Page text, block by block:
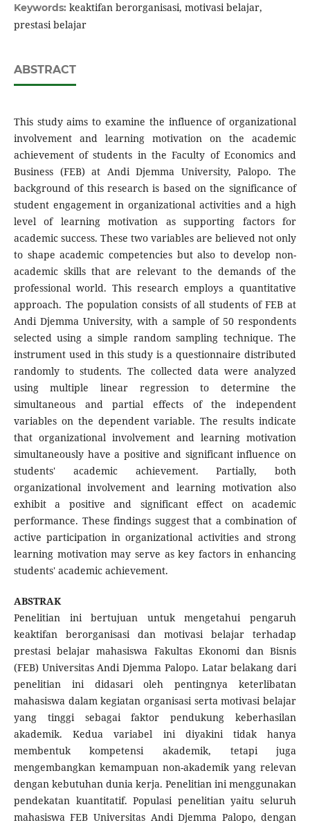
Keywords: keaktifan berorganisasi, motivasi belajar,
prestasi belajar
ABSTRACT
This study aims to examine the influence of organizational
involvement and learning motivation on the academic
achievement of students in the Faculty of Economics and
Business (FEB) at Andi Djemma University, Palopo. The
background of this research is based on the significance of
student engagement in organizational activities and a high
level of learning motivation as supporting factors for
academic success. These two variables are believed not only
to shape academic competencies but also to develop non-
academic skills that are relevant to the demands of the
professional world. This research employs a quantitative
approach. The population consists of all students of FEB at
Andi Djemma University, with a sample of 50 respondents
selected using a simple random sampling technique. The
instrument used in this study is a questionnaire distributed
randomly to students. The collected data were analyzed
using multiple linear regression to determine the
simultaneous and partial effects of the independent
variables on the dependent variable. The results indicate
that organizational involvement and learning motivation
simultaneously have a positive and significant influence on
students' academic achievement. Partially, both
organizational involvement and learning motivation also
exhibit a positive and significant effect on academic
performance. These findings suggest that a combination of
active participation in organizational activities and strong
learning motivation may serve as key factors in enhancing
students' academic achievement.
ABSTRAK
Penelitian ini bertujuan untuk mengetahui pengaruh
keaktifan berorganisasi dan motivasi belajar terhadap
prestasi belajar mahasiswa Fakultas Ekonomi dan Bisnis
(FEB) Universitas Andi Djemma Palopo. Latar belakang dari
penelitian ini didasari oleh pentingnya keterlibatan
mahasiswa dalam kegiatan organisasi serta motivasi belajar
yang tinggi sebagai faktor pendukung keberhasilan
akademik. Kedua variabel ini diyakini tidak hanya
membentuk kompetensi akademik, tetapi juga
mengembangkan kemampuan non-akademik yang relevan
dengan kebutuhan dunia kerja. Penelitian ini menggunakan
pendekatan kuantitatif. Populasi penelitian yaitu seluruh
mahasiswa FEB Universitas Andi Djemma Palopo, dengan